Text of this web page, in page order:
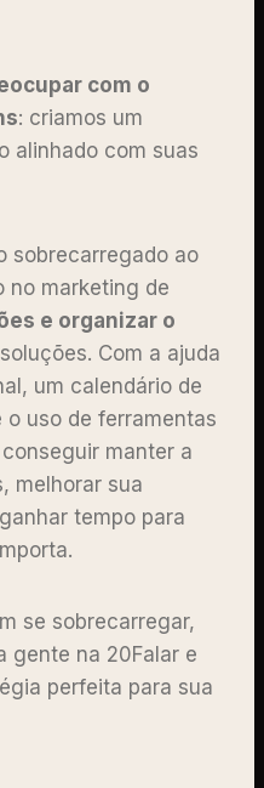
com o
: criamos um
alinhado com suas
sobrecarregado ao
no marketing de
e organizar o
Com a ajuda
um calendário de
uso de ferramentas
manter a
melhorar sua
tempo para
se sobrecarregar,
gente na 20Falar e
perfeita para sua